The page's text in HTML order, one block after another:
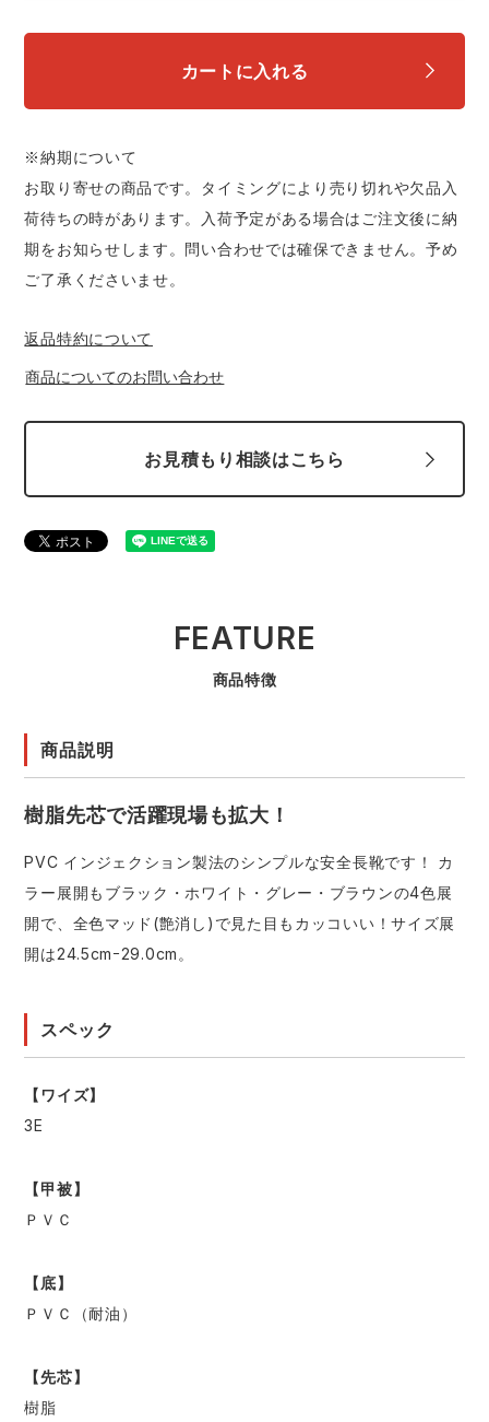
防寒
カジュアル
スターライト工業 東洋物産工業
福山ゴム工業
カートに入れる
※納期について
お取り寄せの商品です。タイミングにより売り切れや欠品入
荷待ちの時があります。入荷予定がある場合はご注文後に納
期をお知らせします。問い合わせでは確保できません。予め
ご了承くださいませ。
返品特約について
商品についてのお問い合わせ
お見積もり相談はこちら
FEATURE
商品特徴
商品説明
樹脂先芯で活躍現場も拡大！
PVC インジェクション製法のシンプルな安全長靴です！ カ
ラー展開もブラック・ホワイト・グレー・ブラウンの4色展
開で、全色マッド(艶消し)で見た目もカッコいい！サイズ展
開は24.5cmｰ29.0cm。
スペック
【ワイズ】
3E
【甲被】
ＰＶＣ
【底】
ＰＶＣ（耐油）
【先芯】
樹脂